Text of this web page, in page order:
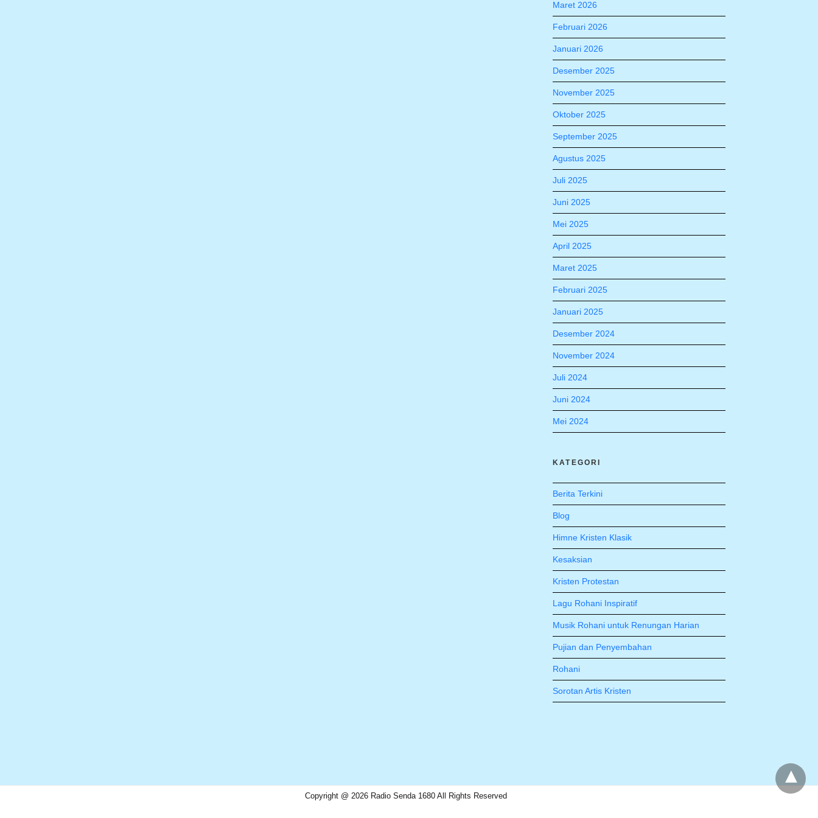
Maret 2026
Februari 2026
Januari 2026
Desember 2025
November 2025
Oktober 2025
September 2025
Agustus 2025
Juli 2025
Juni 2025
Mei 2025
April 2025
Maret 2025
Februari 2025
Januari 2025
Desember 2024
November 2024
Juli 2024
Juni 2024
Mei 2024
KATEGORI
Berita Terkini
Blog
Himne Kristen Klasik
Kesaksian
Kristen Protestan
Lagu Rohani Inspiratif
Musik Rohani untuk Renungan Harian
Pujian dan Penyembahan
Rohani
Sorotan Artis Kristen
Copyright @ 2026 Radio Senda 1680 All Rights Reserved